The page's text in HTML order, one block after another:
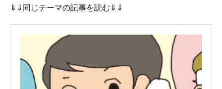
⇓⇓同じテーマの記事を読む⇓⇓